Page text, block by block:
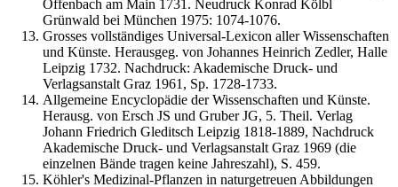
Offenbach am Main 1731. Neudruck Konrad Kölbl
Grünwald bei München 1975: 1074-1076.
Grosses vollständiges Universal-Lexicon aller Wissenschaften
und Künste. Herausgeg. von Johannes Heinrich Zedler, Halle
Leipzig 1732. Nachdruck: Akademische Druck- und
Verlagsanstalt Graz 1961, Sp. 1728-1733.
Allgemeine Encyclopädie der Wissenschaften und Künste.
Herausg. von Ersch JS und Gruber JG, 5. Theil. Verlag
Johann Friedrich Gleditsch Leipzig 1818-1889, Nachdruck
Akademische Druck- und Verlagsanstalt Graz 1969 (die
einzelnen Bände tragen keine Jahreszahl), S. 459.
Köhler's Medizinal-Pflanzen in naturgetreuen Abbildungen